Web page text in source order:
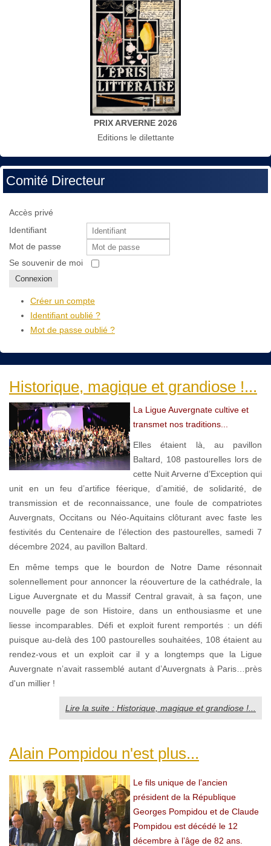
PRIX ARVERNE 2026
Editions le dilettante
Comité Directeur
Accès privé
Identifiant
Mot de passe
Se souvenir de moi
Connexion
Créer un compte
Identifiant oublié ?
Mot de passe oublié ?
Historique, magique et grandiose !...
La Ligue Auvergnate cultive et
transmet nos traditions...
Elles étaient là, au pavillon
Baltard, 108 pastourelles lors de
cette Nuit Arverne d’Exception qui
unit en un feu d’artifice féerique, d’amitié, de solidarité, de
transmission et de reconnaissance, une foule de compatriotes
Auvergnats, Occitans ou Néo-Aquitains clôturant avec faste les
festivités du Centenaire de l’élection des pastourelles, samedi 7
décembre 2024, au pavillon Baltard.
En même temps que le bourdon de Notre Dame résonnait
solennellement pour annoncer la réouverture de la cathédrale, la
Ligue Auvergnate et du Massif Central gravait, à sa façon, une
nouvelle page de son Histoire, dans un enthousiasme et une
liesse incomparables. Défi et exploit furent remportés : un défi
puisque au-delà des 100 pastourelles souhaitées, 108 étaient au
rendez-vous et un exploit car il y a longtemps que la Ligue
Auvergnate n’avait rassemblé autant d’Auvergnats à Paris…près
d'un millier !
Lire la suite : Historique, magique et grandiose !...
Alain Pompidou n'est plus...
Le fils unique de l’ancien
président de la République
Georges Pompidou et de Claude
Pompidou est décédé le 12
décembre à l’âge de 82 ans.